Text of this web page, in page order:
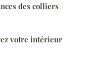
des colliers
votre intérieur